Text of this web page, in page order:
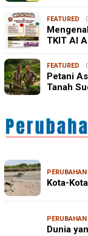
FEATURED
TKIT Al
FEATURED
Petani
Tanah
Kota-
Dunia